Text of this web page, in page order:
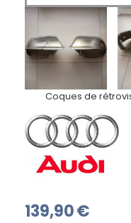
Coques de
139,90€